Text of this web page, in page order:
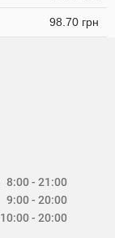
98.70 грн
8:00 - 21:00
9:00 - 20:00
10:00 - 20:00